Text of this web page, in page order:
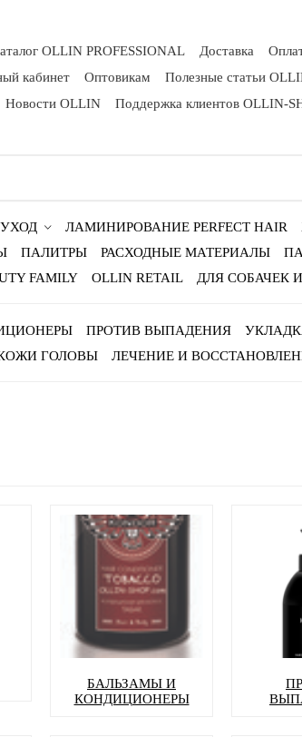
OLLIN PROFESSIONAL Доставка
кабинет
Оптовикам Полезные статьи
Новости OLLIN
Поддержка клиентов OLLIN-
УХОД ЛАМИНИРОВАНИЕ PERFECT HAIR
ПАЛИТРЫ РАСХОДНЫЕ МАТЕРИАЛЫ
FAMILY
OLLIN RETAIL ДЛЯ СОБАЧЕК
ПРОТИВ ВЫПАДЕНИЯ
ГОЛОВЫ
ЛЕЧЕНИЕ И
БАЛЬЗАМЫ И
КОНДИЦИОНЕРЫ